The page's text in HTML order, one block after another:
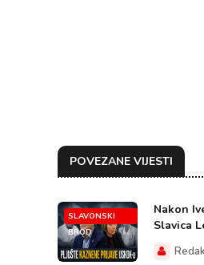
POVEZANE VIJESTI
SLAVONSKI
BROD
Nakon
Slavica